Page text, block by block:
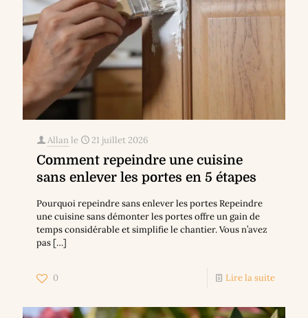
Allan le 21 juillet 2026
Comment repeindre une cuisine
sans enlever les portes en 5 étapes
Pourquoi repeindre sans enlever les portes Repeindre
une cuisine sans démonter les portes offre un gain de
temps considérable et simplifie le chantier. Vous n’avez
pas […]
0 Lire la suite